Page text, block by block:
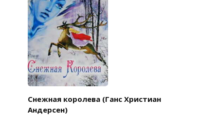
Снежная королева (Ганс Христиан
Андерсен)